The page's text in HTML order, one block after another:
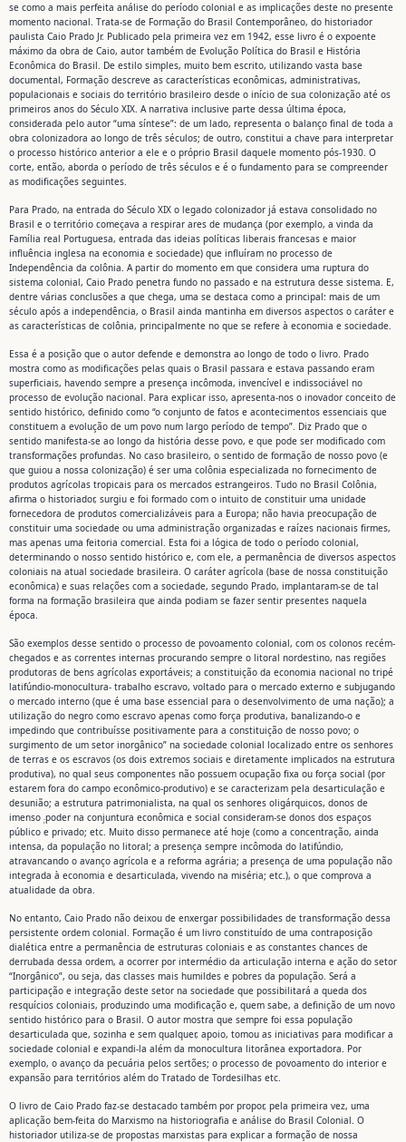
se como a mais perfeita análise do período colonial e as implicações deste no presente
momento nacional. Trata-se de Formação do Brasil Contemporâneo, do historiador
paulista Caio Prado Jr. Publicado pela primeira vez em 1942, esse livro é o expoente
máximo da obra de Caio, autor também de Evolução Política do Brasil e História
Econômica do Brasil. De estilo simples, muito bem escrito, utilizando vasta base
documental, Formação descreve as características econômicas, administrativas,
populacionais e sociais do território brasileiro desde o início de sua colonização até os
primeiros anos do Século XIX. A narrativa inclusive parte dessa última época,
considerada pelo autor “uma síntese”: de um lado, representa o balanço final de toda a
obra colonizadora ao longo de três séculos; de outro, constitui a chave para interpretar
o processo histórico anterior a ele e o próprio Brasil daquele momento pós-1930. O
corte, então, aborda o período de três séculos e é o fundamento para se compreender
as modificações seguintes.
Para Prado, na entrada do Século XIX o legado colonizador já estava consolidado no
Brasil e o território começava a respirar ares de mudança (por exemplo, a vinda da
Família real Portuguesa, entrada das ideias políticas liberais francesas e maior
influência inglesa na economia e sociedade) que influíram no processo de
Independência da colônia. A partir do momento em que considera uma ruptura do
sistema colonial, Caio Prado penetra fundo no passado e na estrutura desse sistema. E,
dentre várias conclusões a que chega, uma se destaca como a principal: mais de um
século após a independência, o Brasil ainda mantinha em diversos aspectos o caráter e
as características de colônia, principalmente no que se refere à economia e sociedade.
Essa é a posição que o autor defende e demonstra ao longo de todo o livro. Prado
mostra como as modificações pelas quais o Brasil passara e estava passando eram
superficiais, havendo sempre a presença incômoda, invencível e indissociável no
processo de evolução nacional. Para explicar isso, apresenta-nos o inovador conceito de
sentido histórico, definido como “o conjunto de fatos e acontecimentos essenciais que
constituem a evolução de um povo num largo período de tempo”. Diz Prado que o
sentido manifesta-se ao longo da história desse povo, e que pode ser modificado com
transformações profundas. No caso brasileiro, o sentido de formação de nosso povo (e
que guiou a nossa colonização) é ser uma colônia especializada no fornecimento de
produtos agrícolas tropicais para os mercados estrangeiros. Tudo no Brasil Colônia,
afirma o historiador, surgiu e foi formado com o intuito de constituir uma unidade
fornecedora de produtos comercializáveis para a Europa; não havia preocupação de
constituir uma sociedade ou uma administração organizadas e raízes nacionais firmes,
mas apenas uma feitoria comercial. Esta foi a lógica de todo o período colonial,
determinando o nosso sentido histórico e, com ele, a permanência de diversos aspectos
coloniais na atual sociedade brasileira. O caráter agrícola (base de nossa constituição
econômica) e suas relações com a sociedade, segundo Prado, implantaram-se de tal
forma na formação brasileira que ainda podiam se fazer sentir presentes naquela
época.
São exemplos desse sentido o processo de povoamento colonial, com os colonos recém-
chegados e as correntes internas procurando sempre o litoral nordestino, nas regiões
produtoras de bens agrícolas exportáveis; a constituição da economia nacional no tripé
latifúndio-monocultura- trabalho escravo, voltado para o mercado externo e subjugando
o mercado interno (que é uma base essencial para o desenvolvimento de uma nação); a
utilização do negro como escravo apenas como força produtiva, banalizando-o e
impedindo que contribuísse positivamente para a constituição de nosso povo; o
surgimento de um setor inorgânico” na sociedade colonial localizado entre os senhores
de terras e os escravos (os dois extremos sociais e diretamente implicados na estrutura
produtiva), no qual seus componentes não possuem ocupação fixa ou força social (por
estarem fora do campo econômico-produtivo) e se caracterizam pela desarticulação e
desunião; a estrutura patrimonialista, na qual os senhores oligárquicos, donos de
imenso ;poder na conjuntura econômica e social consideram-se donos dos espaços
público e privado; etc. Muito disso permanece até hoje (como a concentração, ainda
intensa, da população no litoral; a presença sempre incômoda do latifúndio,
atravancando o avanço agrícola e a reforma agrária; a presença de uma população não
integrada à economia e desarticulada, vivendo na miséria; etc.), o que comprova a
atualidade da obra.
No entanto, Caio Prado não deixou de enxergar possibilidades de transformação dessa
persistente ordem colonial. Formação é um livro constituído de uma contraposição
dialética entre a permanência de estruturas coloniais e as constantes chances de
derrubada dessa ordem, a ocorrer por intermédio da articulação interna e ação do setor
“Inorgânico”, ou seja, das classes mais humildes e pobres da população. Será a
participação e integração deste setor na sociedade que possibilitará a queda dos
resquícios coloniais, produzindo uma modificação e, quem sabe, a definição de um novo
sentido histórico para o Brasil. O autor mostra que sempre foi essa população
desarticulada que, sozinha e sem qualquer, apoio, tomou as iniciativas para modificar a
sociedade colonial e expandi-la além da monocultura litorânea exportadora. Por
exemplo, o avanço da pecuária pelos sertões; o processo de povoamento do interior e
expansão para territórios além do Tratado de Tordesilhas etc.
O livro de Caio Prado faz-se destacado também por propor, pela primeira vez, uma
aplicação bem-feita do Marxismo na historiografia e análise do Brasil Colonial. O
historiador utiliza-se de propostas marxistas para explicar a formação de nossa